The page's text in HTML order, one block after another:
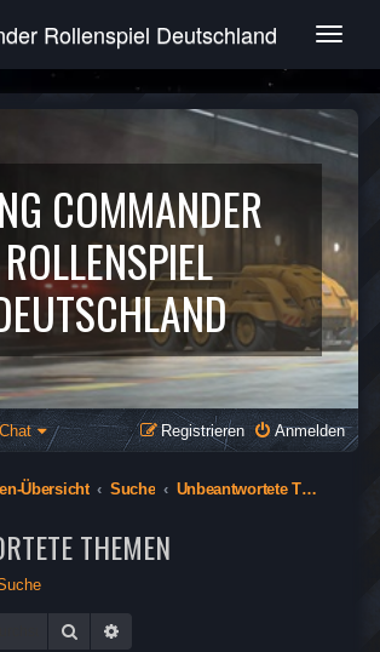
T
g
e
v
g
a
t
i
o
n
Rollenspiel Deutschland
COMMANDER
ROLLENSPIEL
Anmelden
Registrieren
Übersicht Suche Unbeantwortete Themen
THEMEN
Suche